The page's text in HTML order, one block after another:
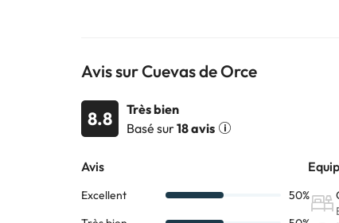
Avis sur Cuevas de Orce
8.8
Très bien
Basé sur18 avis